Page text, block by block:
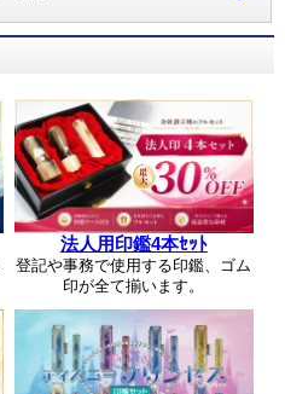
法人用印鑑4本ｾｯﾄ
登記や事務で使用する印鑑、ゴム
印が全て揃います。